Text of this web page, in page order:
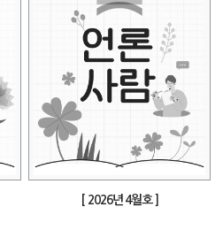
[ 2026년 4월호 ]